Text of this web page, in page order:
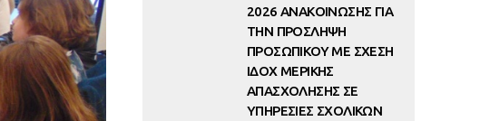
2026 ΑΝΑΚΟΙΝΩΣΗΣ ΓΙΑ
ΤΗΝ ΠΡΟΣΛΗΨΗ
ΠΡΟΣΩΠΙΚΟΥ ΜΕ ΣΧΕΣΗ
ΙΔΟΧ ΜΕΡΙΚΗΣ
ΑΠΑΣΧΟΛΗΣΗΣ ΣΕ
ΥΠΗΡΕΣΙΕΣ ΣΧΟΛΙΚΩΝ